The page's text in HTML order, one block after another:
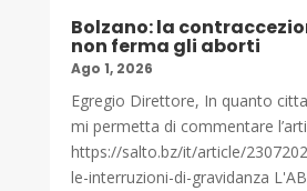
Bolzano: la
non ferma gli aborti
Ago 1, 2026
Egregio Direttore, In quanto
mi permetta di commentare
https://salto.bz/it/article/
le-interruzioni-di-gravidanza